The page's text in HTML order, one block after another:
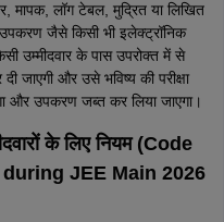
मापक, लॉग टेबल, मुद्रित या लिखित
जैसे किसी भी इलेक्ट्रॉनिक
उम्मीदवार के पास उपरोक्त में से
जाएगी और उसे भविष्य की परीक्षा
और उपकरण जब्त कर लिया जाएगा।
के लिए नियम (Code
JEE Main 2026